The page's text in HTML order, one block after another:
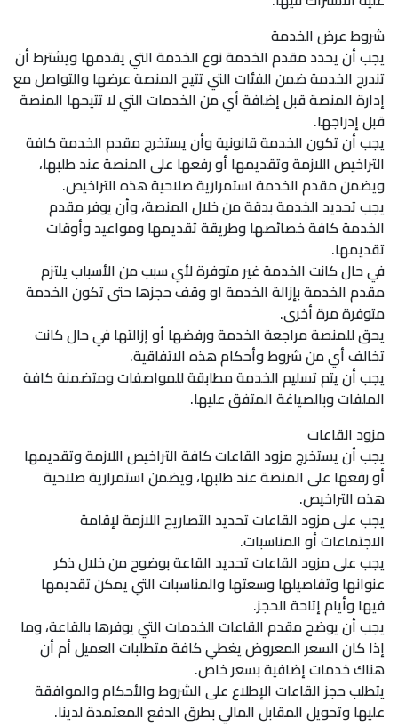
شروط عرض الخدمة
يجب أن يحدد مقدم الخدمة نوع الخدمة التي يقدمها ويشترط أن
تندرج الخدمة ضمن الفئات التي تتيح المنصة عرضها والتواصل مع
إدارة المنصة قبل إضافة أي من الخدمات التي لا تتيحها المنصة
قبل إدراجها.
يجب أن تكون الخدمة قانونية وأن يستخرج مقدم الخدمة كافة
التراخيص اللازمة وتقديمها أو رفعها على المنصة عند طلبها،
ويضمن مقدم الخدمة استمرارية صلاحية هذه التراخيص.
يجب تحديد الخدمة بدقة من خلال المنصة، وأن يوفر مقدم
الخدمة كافة خصائصها وطريقة تقديمها ومواعيد وأوقات
تقديمها.
في حال كانت الخدمة غير متوفرة لأي سبب من الأسباب يلتزم
مقدم الخدمة بإزالة الخدمة او وقف حجزها حتى تكون الخدمة
متوفرة مرة أخرى.
يحق للمنصة مراجعة الخدمة ورفضها أو إزالتها في حال كانت
تخالف أي من شروط وأحكام هذه الاتفاقية.
يجب أن يتم تسليم الخدمة مطابقة للمواصفات ومتضمنة كافة
الملفات وبالصياغة المتفق عليها.
مزود القاعات
يجب أن يستخرج مزود القاعات كافة التراخيص اللازمة وتقديمها
أو رفعها على المنصة عند طلبها، ويضمن استمرارية صلاحية
هذه التراخيص.
يجب على مزود القاعات تحديد التصاريح اللازمة لإقامة
الاجتماعات أو المناسبات.
يجب على مزود القاعات تحديد القاعة بوضوح من خلال ذكر
عنوانها وتفاصيلها وسعتها والمناسبات التي يمكن تقديمها
فيها وأيام إتاحة الحجز.
يجب أن يوضح مقدم القاعات الخدمات التي يوفرها بالقاعة، وما
إذا كان السعر المعروض يغطي كافة متطلبات العميل أم أن
هناك خدمات إضافية بسعر خاص.
يتطلب حجز القاعات الإطلاع على الشروط والأحكام والموافقة
عليها وتحويل المقابل المالي بطرق الدفع المعتمدة لدينا.